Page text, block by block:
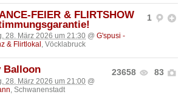
1
FEIER & FLIRTSHOW
28. März 2026 um 21:30 @ G'spusi -
& Flirtlokal , Vöcklabruck
23658 83
Balloon
28. März 2026 um 21:00 @
, Schwanenstadt